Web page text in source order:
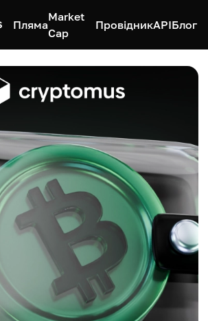
Пляма
Market
Cap
ПровідникAPIБлог